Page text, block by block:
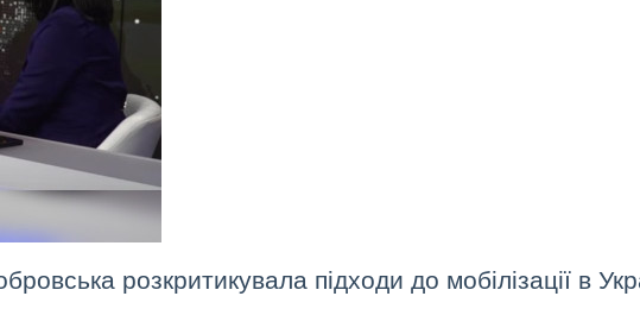
розкритикувала підходи до мобілізації в